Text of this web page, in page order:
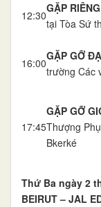
12:30
GẶP
tại Tòa Sứ
16:00
GẶP GỠ
trường Các
17:45
GẶP GỠ
Thượng
Bkerké
Thứ Ba ngày 2
BEIRUT – JAL